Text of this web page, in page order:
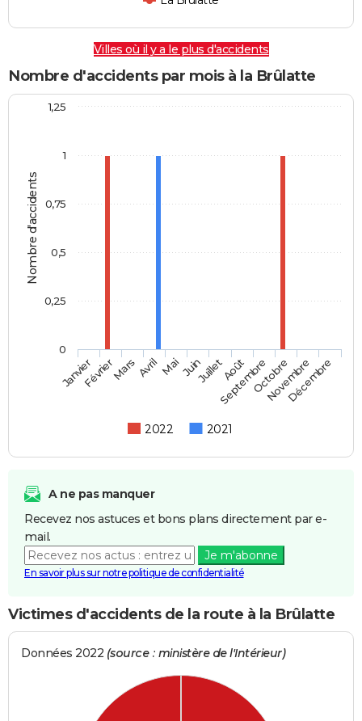
Villes où il y a le plus d'accidents
Nombre d'accidents par mois à la Brûlatte
Nombre d'accidents
2022 2021
JanvierFévrierMars AvrilMaiJuinJuilletAoût
SeptembreOctobre
Novembre
Décembre
0
1
0,25
0,5
0,75
1,25
A ne pas manquer
Recevez nos astuces et bons plans directement par e-
mail.
Je m'abonne
En savoir plus sur notre politique de confidentialité
Victimes d'accidents de la route à la Brûlatte
Données 2022 (source : ministère de l'Intérieur)